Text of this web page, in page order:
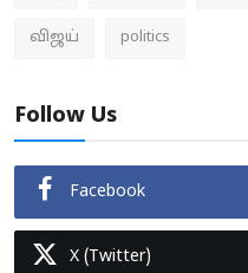
விஜய் politics
Follow Us
Facebook
X (Twitter)